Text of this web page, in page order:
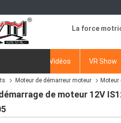
La force
Vidéos VR Show
soumission
Moteur de démarreur moteur
de moteur 12V